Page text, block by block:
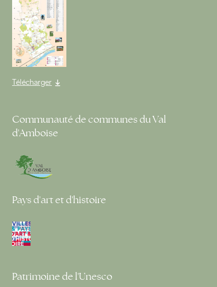
Télécharger
Communauté de communes du Val
d'Amboise
Pays d'art et d'histoire
Patrimoine de l'Unesco